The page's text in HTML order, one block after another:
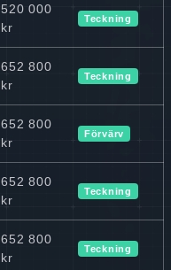
520 000
kr
Teckning
652 800
kr
Teckning
652 800
kr
Förvärv
652 800
kr
Teckning
652 800
kr
Teckning